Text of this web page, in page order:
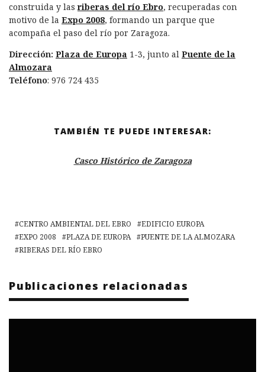
construida y las riberas del rí­o Ebro, recuperadas con
motivo de la Expo 2008, formando un parque que
acompaña el paso del río por Zaragoza.
Dirección: Plaza de Europa 1-3, junto al Puente de la
Almozara
Teléfono: 976 724 435
TAMBIÉN TE PUEDE INTERESAR:
Casco Histórico de Zaragoza
CENTRO AMBIENTAL DEL EBRO
EDIFICIO EUROPA
EXPO 2008
PLAZA DE EUROPA
PUENTE DE LA ALMOZARA
RIBERAS DEL RÍ­O EBRO
Publicaciones relacionadas